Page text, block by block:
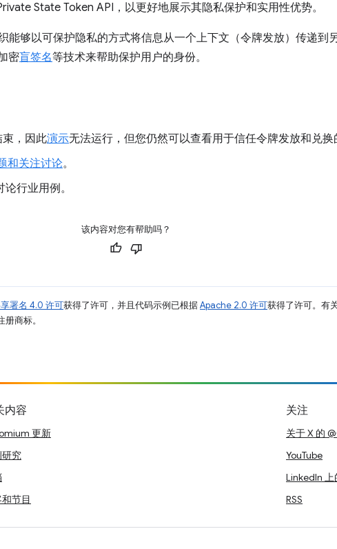
State Token API，以更好地展示其隐私保护和实用性优势。
能够以可保护隐私的方式将信息从一个上下文（令牌发放）传递到
密盲签名等技术来帮助保护用户的身份。
束，因此演示无法运行，但您仍然可以查看用于信任令牌发放和兑换
和关注讨论。
论行业用例。
该内容对您有帮助吗？
署名 4.0 许可获得了许可，并且代码示例已根据Apache 2.0 许可获得了许可。有
商标。
内容
更新
究
节目
关注
关于 X 的
YouTube
LinkedIn
RSS